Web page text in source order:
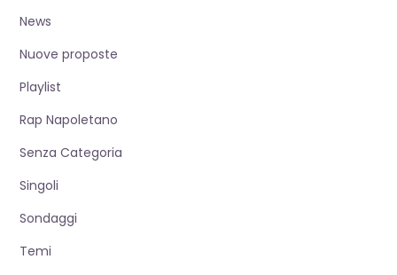
News
Nuove proposte
Playlist
Rap Napoletano
Senza Categoria
Singoli
Sondaggi
Temi